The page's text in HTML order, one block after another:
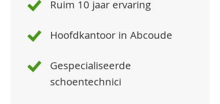
Ruim 10 jaar ervaring
Hoofdkantoor in Abcoude
Gespecialiseerde
schoentechnici